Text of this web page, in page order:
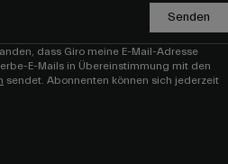
Senden
dass Giro meine E-Mail-Adresse
E-Mails in Übereinstimmung mit den
sendet. Abonnenten können sich jederzeit